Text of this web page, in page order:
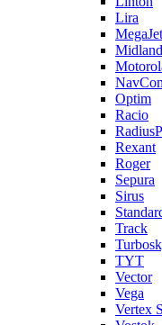
Lira
MegaJet
Midland
Optim
Racio
Rexant
Roger
Sepura
Sirus
Track
TYT
Vector
Vega
Vertex